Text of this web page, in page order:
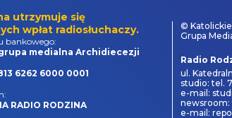
utrzymuje się
wpłat radiosłuchaczy.
bankowego:
medialna Archidiecezji
6262 6000 0001
RADIO RODZINA
© Katolickie
Grupa
Radio
ul.
studio: tel.
e-mail:
newsroom:
e-mail: